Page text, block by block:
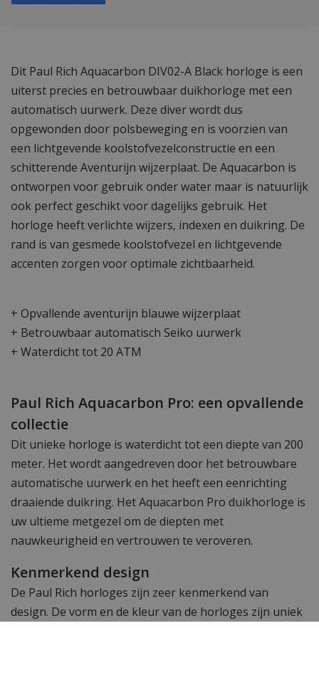
Dit Paul Rich Aquacarbon DIV02-A Black horloge is een
uiterst precies en betrouwbaar duikhorloge met een
automatisch uurwerk. Deze diver wordt dus
opgewonden door polsbeweging en is voorzien van
een lichtgevende koolstofvezelconstructie en een
schitterende Aventurijn wijzerplaat. De Aquacarbon is
ontworpen voor gebruik onder water maar is natuurlijk
ook perfect geschikt voor dagelijks gebruik. Het
horloge heeft verlichte wijzers, indexen en duikring. De
rand is van gesmede koolstofvezel en lichtgevende
accenten zorgen voor optimale zichtbaarheid.
+ Opvallende aventurijn blauwe wijzerplaat
+ Betrouwbaar automatisch Seiko uurwerk
+ Waterdicht tot 20 ATM
Paul Rich Aquacarbon Pro: een opvallende
collectie
Dit unieke horloge is waterdicht tot een diepte van 200
meter. Het wordt aangedreven door het betrouwbare
automatische uurwerk en het heeft een eenrichting
draaiende duikring. Het Aquacarbon Pro duikhorloge is
uw ultieme metgezel om de diepten met
nauwkeurigheid en vertrouwen te veroveren.
Kenmerkend design
De Paul Rich horloges zijn zeer kenmerkend van
design. De vorm en de kleur van de horloges zijn uniek